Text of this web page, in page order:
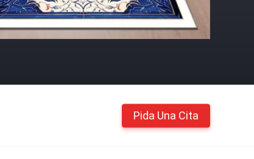
Pida Una Cita